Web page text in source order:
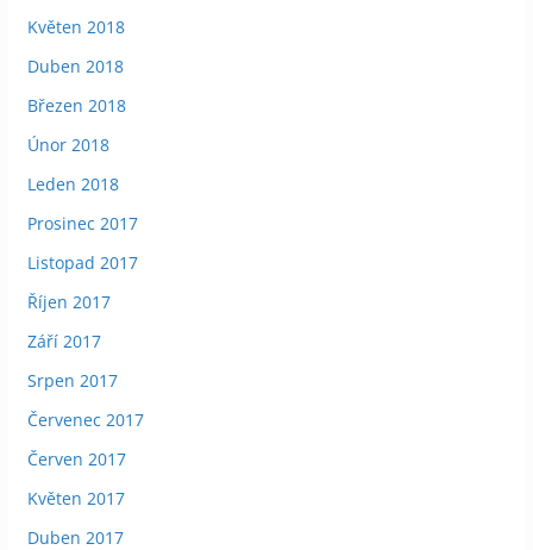
Květen 2018
Duben 2018
Březen 2018
Únor 2018
Leden 2018
Prosinec 2017
Listopad 2017
Říjen 2017
Září 2017
Srpen 2017
Červenec 2017
Červen 2017
Květen 2017
Duben 2017